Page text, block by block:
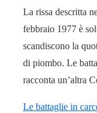
La rissa descritta
febbraio 1977 è
scandiscono la
di piombo. Le
racconta un’altra
Le battaglie in